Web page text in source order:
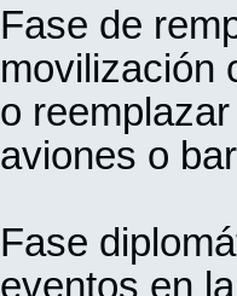
Fase de
movilización
o
aviones o
Fase
eventos en